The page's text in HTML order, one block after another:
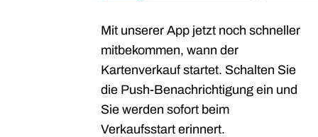
Mit unserer App jetzt noch schneller
mitbekommen, wann der
Kartenverkauf startet. Schalten Sie
die Push-Benachrichtigung ein und
Sie werden sofort beim
Verkaufsstart erinnert.